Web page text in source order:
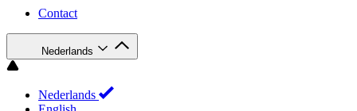
Contact
Nederlands
Nederlands